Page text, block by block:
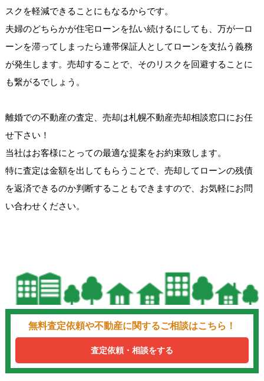
スクを軽減できることにもなるからです。
夫婦のどちらかが住宅ローンを払い続けるにしても、万が一ロ
ーンを滞ってしまったら連帯保証人としてローンを支払う義務
が発生します。売却することで、そのリスクを回避することに
も繋がるでしょう。
離婚での不動産の査定、売却は札幌不動産売却相談窓口にお任
せ下さい！
当社はお客様にとっての最適な提案をお約束致します。
特に査定は金額を出してもらうことで、売却してローンの残債
を返済できるのか判断することもできますので、お気軽にお問
い合わせください。
無料査定依頼や不動産に関するご相談はこちら！
査定依頼・相談をする